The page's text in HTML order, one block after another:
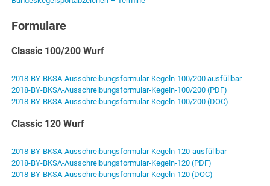
Formulare
Classic 100/200 Wurf
2018-BY-BKSA-Ausschreibungsformular-Kegeln-100/200 ausfüllbar
2018-BY-BKSA-Ausschreibungsformular-Kegeln-100/200 (PDF)
2018-BY-BKSA-Ausschreibungsformular-Kegeln-100/200 (DOC)
Classic 120 Wurf
2018-BY-BKSA-Ausschreibungsformular-Kegeln-120-ausfüllbar
2018-BY-BKSA-Ausschreibungsformular-Kegeln-120 (PDF)
2018-BY-BKSA-Ausschreibungsformular-Kegeln-120 (DOC)